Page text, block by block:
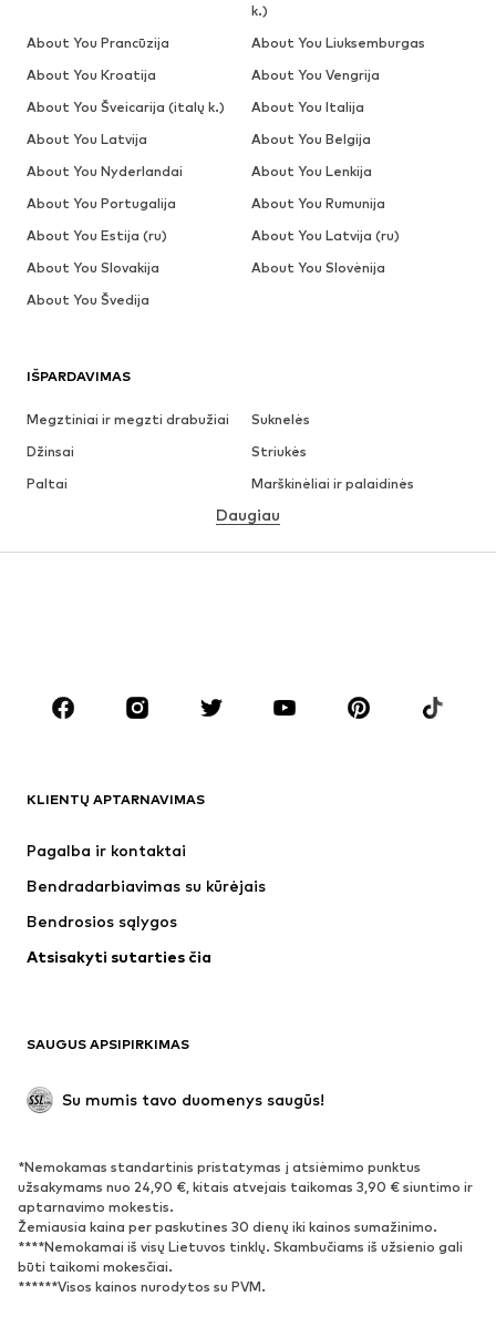
IŠPARDAVIMAS
Megztiniai ir megzti drabužiai
Suknelės
Džinsai
Striukės
Paltai
Marškinėliai ir palaidinės
Apatiniai
Aksesuarai
Premium
Naujienos
Marškinėliai ir palaidinės
Striukės
Megztiniai ir megzti drabužiai
Apatiniai
Paltai
Proginiai
Išskirtiniai
BATAI
Naujienos
Sportbačiai
Aulinukai
Batai su kulniukais
Auliniai batai
Daugiau
KLIENTŲ APTARNAVIMAS
Pagalba ir kontaktai
Bendradarbiavimas su kūrėjais
Bendrosios sąlygos
Atsisakyti sutarties čia
SAUGUS APSIPIRKIMAS
Su mumis tavo duomenys saugūs!
*Nemokamas standartinis pristatymas į atsiėmimo punktus
užsakymams nuo 24,90 €, kitais atvejais taikomas 3,90 € siuntimo ir
aptarnavimo mokestis.
Žemiausia kaina per paskutines 30 dienų iki kainos sumažinimo.
****Nemokamai iš visų Lietuvos tinklų. Skambučiams iš užsienio gali
būti taikomi mokesčiai.
******Visos kainos nurodytos su PVM.
k.)
About You Prancūzija
About You Liuksemburgas
About You Kroatija
About You Vengrija
About You Šveicarija (italų k.)
About You Italija
About You Latvija
About You Belgija
About You Nyderlandai
About You Lenkija
About You Portugalija
About You Rumunija
About You Estija (ru)
About You Latvija (ru)
About You Slovakija
About You Slovėnija
About You Švedija